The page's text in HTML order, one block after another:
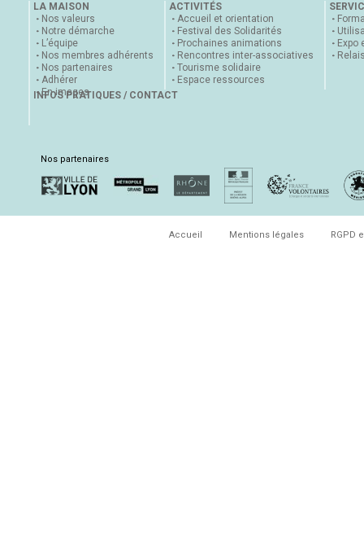
LA MAISON
Nos valeurs
Notre démarche
L’équipe
Nos membres adhérents
Nos partenaires
Adhérer
En images
ACTIVITÉS
Accueil et orientation
Festival des Solidarités
Prochaines animations
Rencontres inter-associatives
Tourisme solidaire
Espace ressources
Expo
INFOS PRATIQUES / CONTACT
Nos partenaires
Accueil Mentions légales RGPD